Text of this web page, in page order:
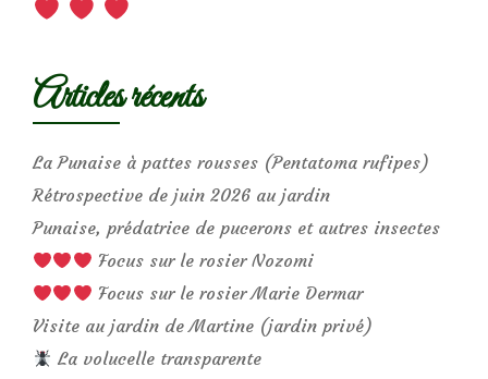
Articles récents
La Punaise à pattes rousses (Pentatoma rufipes)
Rétrospective de juin 2026 au jardin
Punaise, prédatrice de pucerons et autres insectes
Focus sur le rosier Nozomi
Focus sur le rosier Marie Dermar
Visite au jardin de Martine (jardin privé)
La volucelle transparente